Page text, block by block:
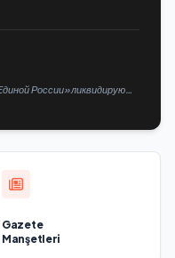
России» ликвидируют
Gazete
Manşetleri